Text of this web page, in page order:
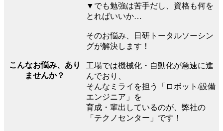
こんなお悩み、あり
ませんか？
▼でも勉強は苦手だし、資格も何を
とればいいか…
そのお悩み、日研トータルソーシン
グが解決します！
工場では機械化・自動化が急速に進
んでおり、
そんなミライを担う「ロボット/設備
エンジニア」を
育成・輩出しているのが、弊社の
「テクノセンター」です！